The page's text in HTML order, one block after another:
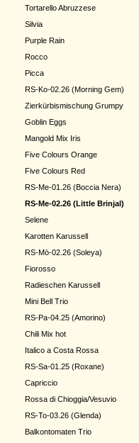
Tortarello Abruzzese
Silvia
Purple Rain
Rocco
Picca
RS-Ko-02.26 (Morning Gem)
Zierkürbismischung Grumpy
Goblin Eggs
Mangold Mix Iris
Five Colours Orange
Five Colours Red
RS-Me-01.26 (Boccia Nera)
RS-Me-02.26 (Little Brinjal)
Selene
Karotten Karussell
RS-Mö-02.26 (Soleya)
Fiorosso
Radieschen Karussell
Mini Bell Trio
RS-Pa-04.25 (Amorino)
Chili Mix hot
Italico a Costa Rossa
RS-Sa-01.25 (Roxane)
Capriccio
Rossa di Chioggia/Vesuvio
RS-To-03.26 (Glenda)
Balkontomaten Trio